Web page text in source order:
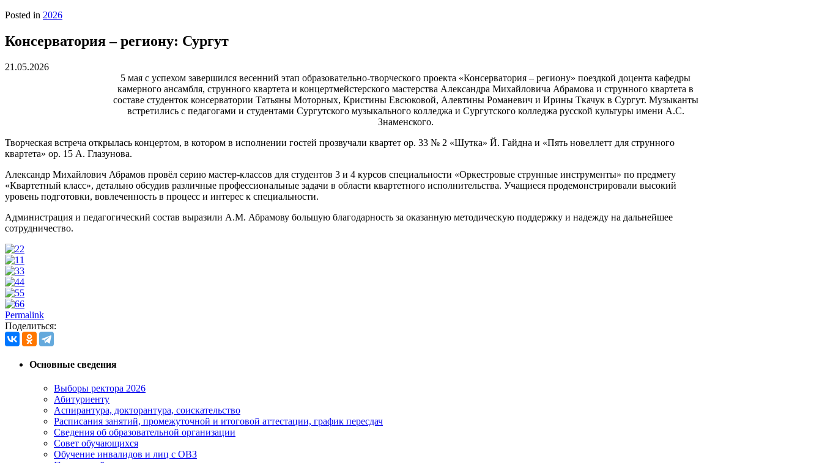
Posted in 2026
Консерватория – региону: Сургут
21.05.2026
5 мая с успехом завершился весенний этап образовательно-творческого проекта «Консерватория – региону» поездкой доцента кафедры
камерного ансамбля, струнного квартета и концертмейстерского мастерства Александра Михайловича Абрамова и струнного квартета в
составе студенток консерватории Татьяны Моторных, Кристины Евсюковой, Алевтины Романевич и Ирины Ткачук в Сургут. Музыканты
встретились с педагогами и студентами Сургутского музыкального колледжа и Сургутского колледжа русской культуры имени А.С.
Знаменского.
Творческая встреча открылась концертом, в котором в исполнении гостей прозвучали квартет ор. 33 № 2 «Шутка» Й. Гайдна и «Пять новеллетт для струнного
квартета» ор. 15 А. Глазунова.
Александр Михайлович Абрамов провёл серию мастер-классов для студентов 3 и 4 курсов специальности «Оркестровые струнные инструменты» по предмету
«Квартетный класс», детально обсудив различные профессиональные задачи в области квартетного исполнительства. Учащиеся продемонстрировали высокий
уровень подготовки, вовлеченность в процесс и интерес к специальности.
Администрация и педагогический состав выразили А.М. Абрамову большую благодарность за оказанную методическую поддержку и надежду на дальнейшее
сотрудничество.
2
1
3
4
5
6
Permalink
Поделиться:
Основные сведения
Выборы ректора 2026
Абитуриенту
Аспирантура, докторантура, соискательство
Расписания занятий, промежуточной и итоговой аттестации, график пересдач
Сведения об образовательной организации
Совет обучающихся
Обучение инвалидов и лиц с ОВЗ